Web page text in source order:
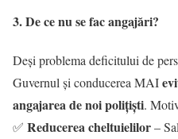
3. De ce nu se fac angajări?
Deși problema deficitului de
Guvernul și conducerea MAI
angajarea de noi polițiști.
✅ Reducerea cheltuielilor–